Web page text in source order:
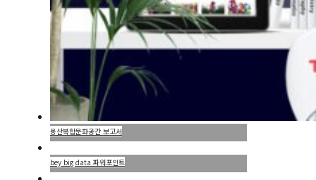
용산복합문화공간 보고서
bey big data 파워포인트